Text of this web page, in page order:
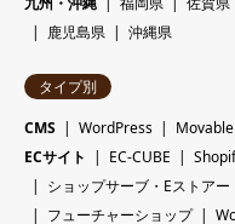
鹿児島県
沖縄県
タイプ別
CMS
WordPress
ECサイト
EC-CUBE
ショップサーブ・Eストアー
フューチャーショップ